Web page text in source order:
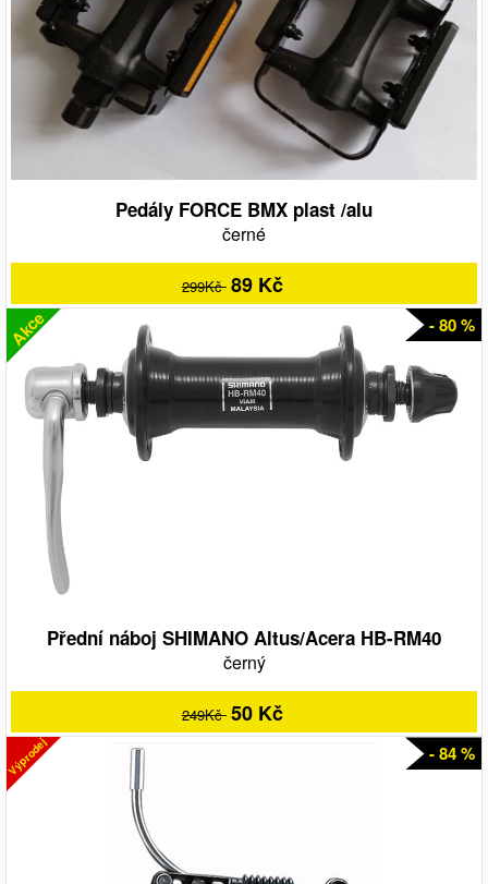
Pedály FORCE BMX plast /alu
černé
299Kč 89 Kč
Akce - 80 %
Přední náboj SHIMANO Altus/Acera HB-RM40
černý
249Kč 50 Kč
Výprodej - 84 %